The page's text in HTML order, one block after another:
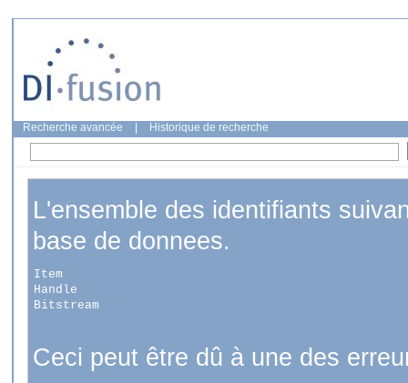
Recherche avancée Historique de recherche
L'ensemble des identifiants
base de donnees.
Item
Handle
Bitstream
Ceci peut être dû à une des